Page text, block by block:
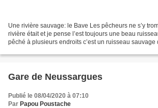
Une rivière sauvage: le Bave Les pêcheurs ne s’y
rivière était et je pense l’est toujours une beau
pêché à plusieurs endroits c’est un ruisseau sauvage
Gare de Neussargues
Publié le 08/04/2020 à 07:10
Par Papou Poustache